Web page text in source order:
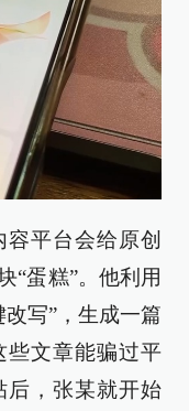
平台会给原创
“蛋糕”。他利用
写”，生成一篇
些文章能骗过平
后，张某就开始